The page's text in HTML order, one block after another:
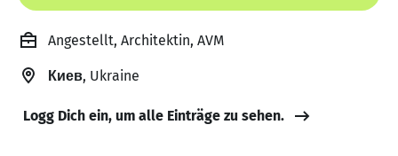
Angestellt, Architektin, AVM
Киев, Ukraine
Logg Dich ein, um alle Einträge zu sehen.